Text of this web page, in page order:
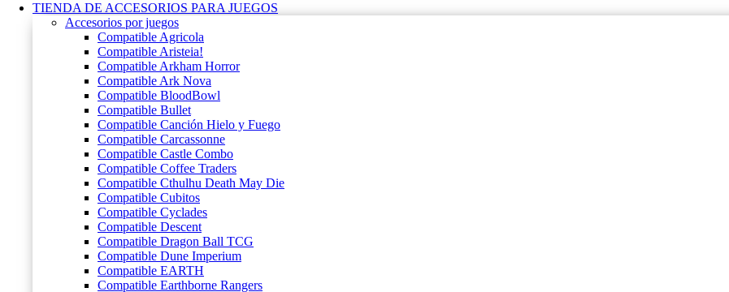
TIENDA DE ACCESORIOS PARA JUEGOS
Accesorios por juegos
Compatible Agricola
Compatible Aristeia!
Compatible Arkham Horror
Compatible Ark Nova
Compatible BloodBowl
Compatible Bullet
Compatible Canción Hielo y Fuego
Compatible Carcassonne
Compatible Castle Combo
Compatible Coffee Traders
Compatible Cthulhu Death May Die
Compatible Cubitos
Compatible Cyclades
Compatible Descent
Compatible Dragon Ball TCG
Compatible Dune Imperium
Compatible EARTH
Compatible Earthborne Rangers